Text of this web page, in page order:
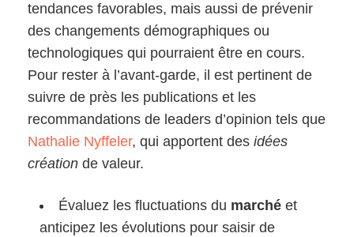
tendances favorables, mais aussi de prévenir
des changements démographiques ou
technologiques qui pourraient être en cours.
Pour rester à l’avant-garde, il est pertinent de
suivre de près les publications et les
recommandations de leaders d’opinion tels que
Nathalie Nyffeler, qui apportent des idées
création de valeur.
Évaluez les fluctuations du marché et
anticipez les évolutions pour saisir de